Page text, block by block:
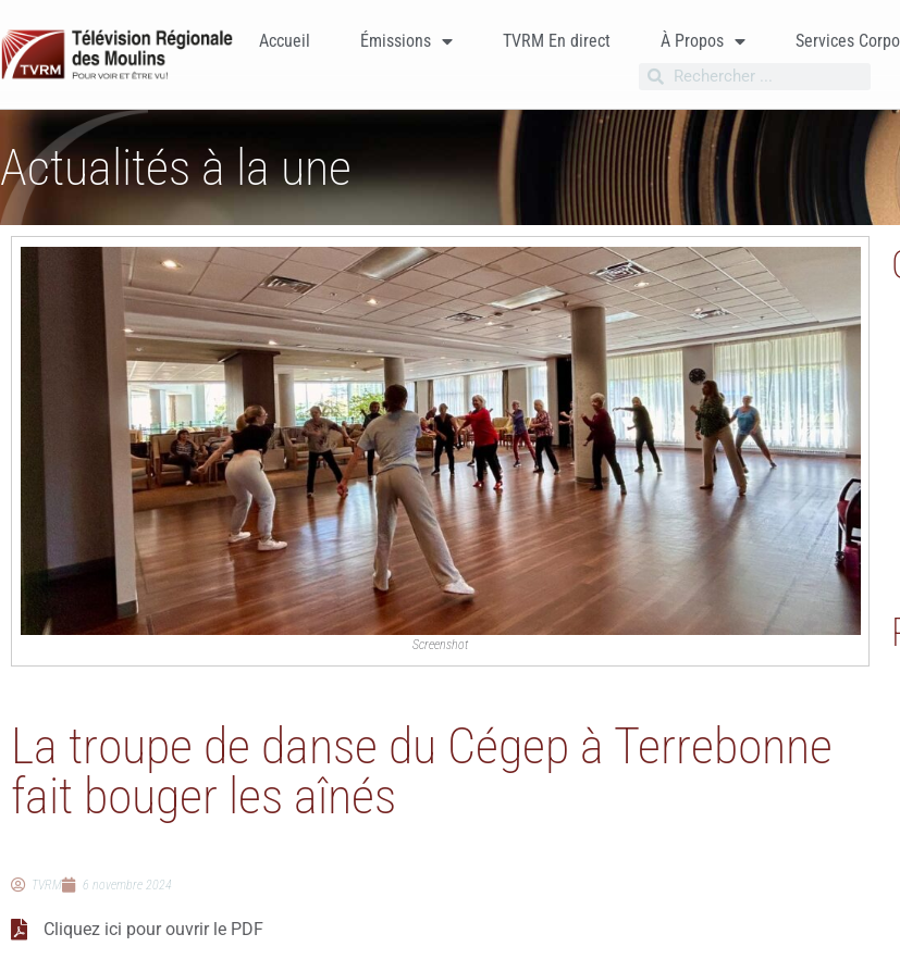
Accueil Émissions TVRM En direct À Propos Services
Actualités à la une
Screenshot
La troupe de danse du Cégep à Terrebonne
fait bouger les aînés
TVRM 6 novembre 2024
Cliquez ici pour ouvrir le PDF